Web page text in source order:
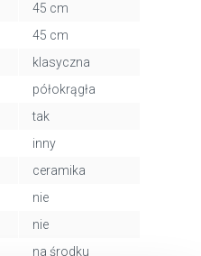
45 cm
45 cm
klasyczna
półokrągła
tak
inny
ceramika
nie
nie
na środku